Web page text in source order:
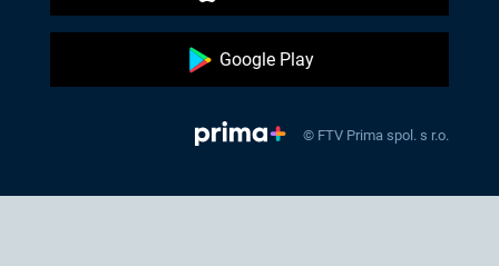
Google Play
© FTV Prima spol. s r.o.